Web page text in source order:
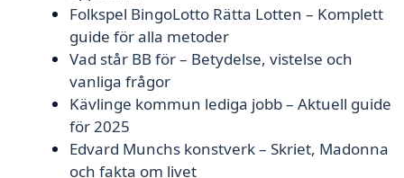
Folkspel BingoLotto Rätta Lotten – Komplett
guide för alla metoder
Vad står BB för – Betydelse, vistelse och
vanliga frågor
Kävlinge kommun lediga jobb – Aktuell guide
för 2025
Edvard Munchs konstverk – Skriet, Madonna
och fakta om livet